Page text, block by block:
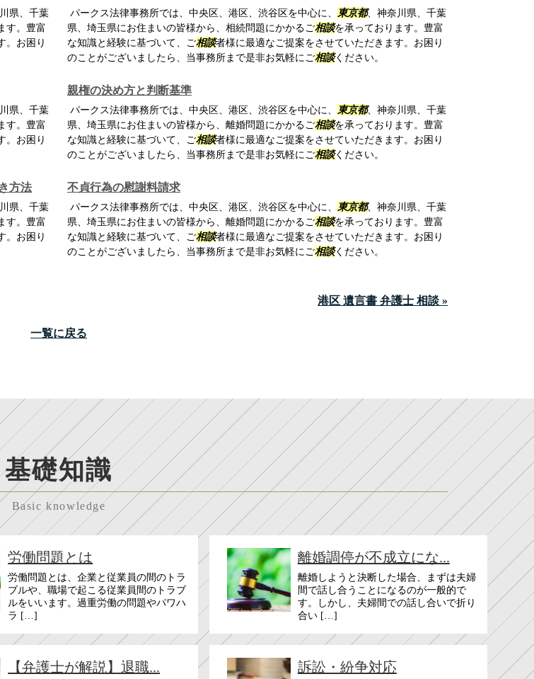
県、千葉
す。豊富
。お困り
パークス法律事務所では、中央区、港区、渋谷区を中心に、 東京都、神奈川県、千葉
県、埼玉県にお住まいの皆様から、相続問題にかかるご相談を承っております。豊富
な知識と経験に基づいて、ご相談者様に最適なご提案をさせていただきます。お困り
のことがございましたら、当事務所まで是非お気軽にご相談ください。
県、千葉
す。豊富
。お困り
親権の決め方と判断基準
パークス法律事務所では、中央区、港区、渋谷区を中心に、 東京都、神奈川県、千葉
県、埼玉県にお住まいの皆様から、離婚問題にかかるご相談を承っております。豊富
な知識と経験に基づいて、ご相談者様に最適なご提案をさせていただきます。お困り
のことがございましたら、当事務所まで是非お気軽にご相談ください。
方法
県、千葉
す。豊富
。お困り
不貞行為の慰謝料請求
パークス法律事務所では、中央区、港区、渋谷区を中心に、 東京都、神奈川県、千葉
県、埼玉県にお住まいの皆様から、離婚問題にかかるご相談を承っております。豊富
な知識と経験に基づいて、ご相談者様に最適なご提案をさせていただきます。お困り
のことがございましたら、当事務所まで是非お気軽にご相談ください。
港区 遺言書 弁護士 相談 »
一覧に戻る
基礎知識
Basic knowledge
労働問題とは
労働問題とは、企業と従業員の間のトラ
ブルや、職場で起こる従業員間のトラブ
ルをいいます。過重労働の問題やパワハ
ラ […]
離婚調停が不成立にな...
離婚しようと決断した場合、まずは夫婦
間で話し合うことになるのが一般的で
す。しかし、夫婦間での話し合いで折り
合い […]
【弁護士が解説】退職... 訴訟・紛争対応